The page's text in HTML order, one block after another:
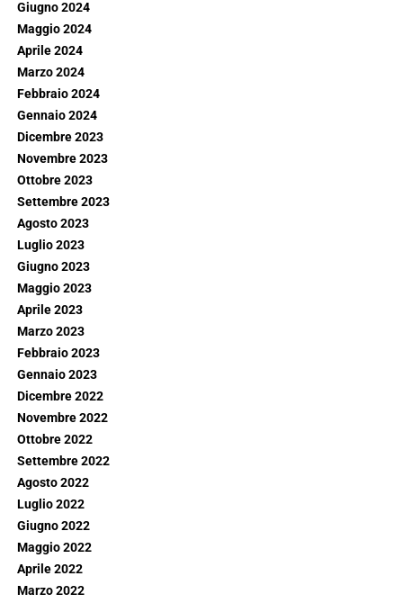
Giugno 2024
Maggio 2024
Aprile 2024
Marzo 2024
Febbraio 2024
Gennaio 2024
Dicembre 2023
Novembre 2023
Ottobre 2023
Settembre 2023
Agosto 2023
Luglio 2023
Giugno 2023
Maggio 2023
Aprile 2023
Marzo 2023
Febbraio 2023
Gennaio 2023
Dicembre 2022
Novembre 2022
Ottobre 2022
Settembre 2022
Agosto 2022
Luglio 2022
Giugno 2022
Maggio 2022
Aprile 2022
Marzo 2022